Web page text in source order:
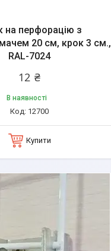
на перфорацію з
20 см, крок 3 см.,
RAL-7024
12 ₴
В наявності
12700
Купити